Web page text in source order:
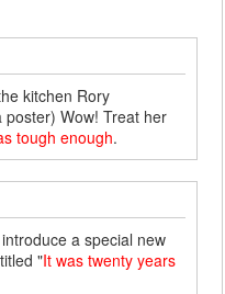
kitchen Rory
Wow! Treat her
tough enough.
a special new
"It was twenty years